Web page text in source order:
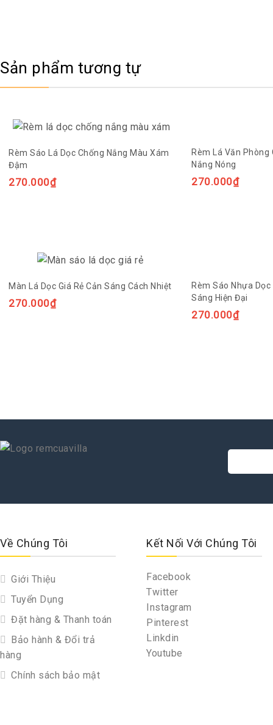
Sản phẩm tương tự
Rèm Sáo Lá Dọc Chống Nắng Màu Xám
Đậm
270.000₫
Rèm Lá Văn Phòng
Nắng Nóng
270.000₫
Màn Lá Dọc Giá Rẻ Cản Sáng Cách Nhiệt
270.000₫
Rèm Sáo Nhựa
Sáng Hiện Đại
270.000₫
Về Chúng Tôi
Giới Thiệu
Tuyển Dụng
Đặt hàng & Thanh toán
Bảo hành & Đổi trả
hàng
Chính sách bảo mật
Kết Nối Với Chúng Tôi
Facebook
Twitter
Instagram
Pinterest
Linkdin
Youtube